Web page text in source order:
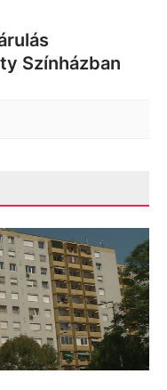
Színházban